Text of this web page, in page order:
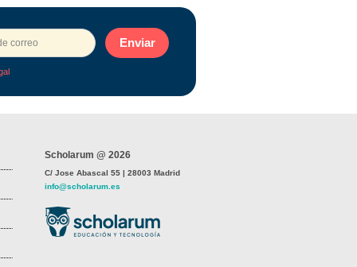
Enviar
Scholarum @ 2026
C/ Jose Abascal 55 | 28003 Madrid
info@scholarum.es